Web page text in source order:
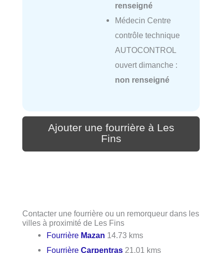
renseigné
Médecin Centre
contrôle technique
AUTOCONTROL
ouvert dimanche :
non renseigné
Ajouter une fourrière à Les
Fins
Contacter une fourrière ou un remorqueur dans les
villes à proximité de Les Fins
Fourrière Mazan 14.73 kms
FourrièreCarpentras 21.01 kms